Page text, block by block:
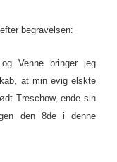
efter begravelsen:
Venne bringer jeg
at min evig elskte
Treschow, ende sin
den 8de i denne